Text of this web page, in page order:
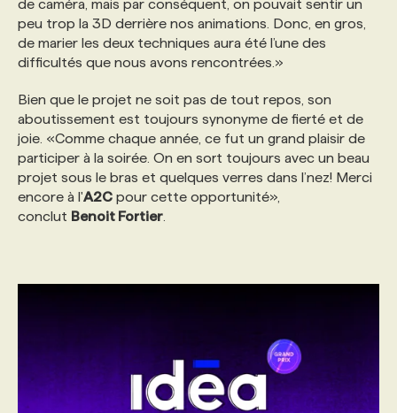
de caméra, mais par conséquent, on pouvait sentir un
peu trop la 3D derrière nos animations. Donc, en gros,
de marier les deux techniques aura été l’une des
difficultés que nous avons rencontrées.»
Bien que le projet ne soit pas de tout repos, son
aboutissement est toujours synonyme de fierté et de
joie. «Comme chaque année, ce fut un grand plaisir de
participer à la soirée. On en sort toujours avec un beau
projet sous le bras et quelques verres dans l’nez! Merci
encore à l'A2C pour cette opportunité»,
conclut Benoit Fortier